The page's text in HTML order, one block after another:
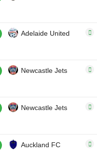
Adelaide United
Newcastle Jets
Newcastle Jets
Auckland FC